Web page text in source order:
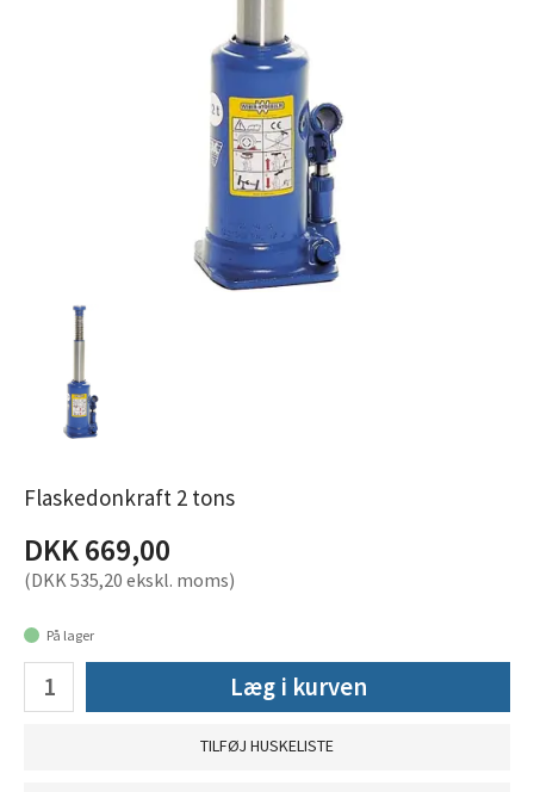
Flaskedonkraft 2 tons
DKK 669,00
(DKK 535,20 ekskl. moms)
På lager
Læg i kurven
TILFØJ HUSKELISTE